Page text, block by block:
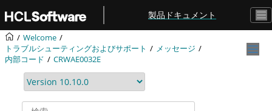
メインコンテンツにジャンプ
製品ドキュメント
Welcome
トラブルシューティングおよびサポート
メッセージ
内部コード
CRWAE0032E